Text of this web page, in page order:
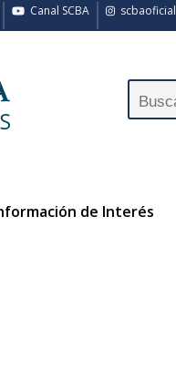
scbaoficial
Canal SCBA
de Interés